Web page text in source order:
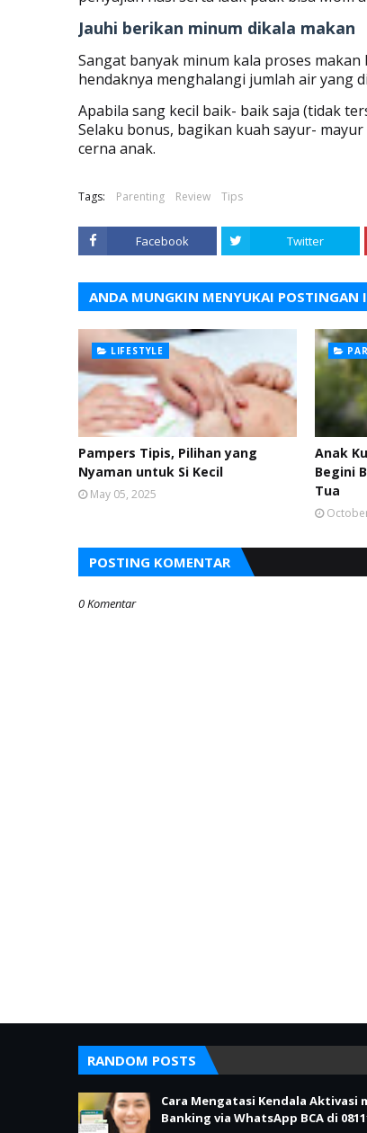
Jauhi berikan minum dikala makan
Sangat banyak minum kala proses
hendaknya menghalangi jumlah air yang
Apabila sang kecil baik- baik saja (tidak
Selaku bonus, bagikan kuah sayur-
cerna anak.
Tags: Parenting Review Tips
Facebook Twitter
ANDA MUNGKIN MENYUKAI POSTINGAN
LIFESTYLE
Pampers Tipis, Pilihan yang
Nyaman untuk Si Kecil
May 05, 2025
Anak
Begini
Tua
POSTING KOMENTAR
0 Komentar
RANDOM POSTS
Cara Mengatasi Kendala Aktivasi
Banking via WhatsApp BCA di